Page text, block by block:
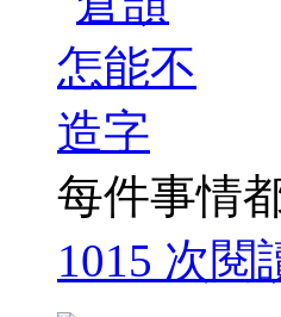
每件事情
1015 次閱